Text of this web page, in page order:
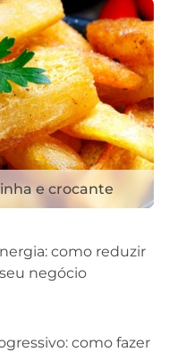
e crocante
como reduzir
negócio
como fazer